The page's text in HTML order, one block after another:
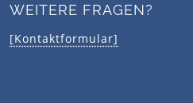
WEITERE FRAGEN?
[Kontaktformular]